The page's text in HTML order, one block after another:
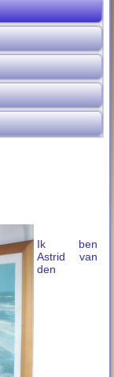
Ik ben
Astrid van
den